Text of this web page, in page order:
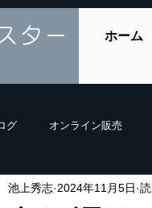
ター ホーム
グ オンライン販売
池上秀志 2024年11月5日